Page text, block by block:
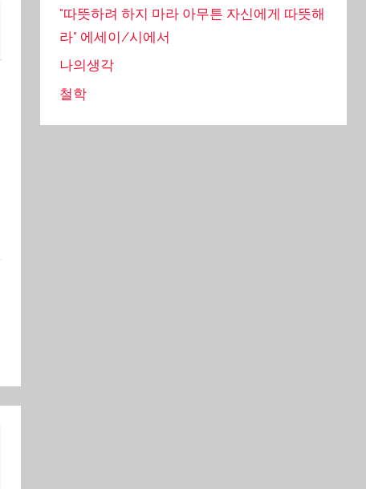
"따뜻하려 하지 마라 아무튼 자신에게 따뜻해
라" 에세이/시에서
나의생각
철학